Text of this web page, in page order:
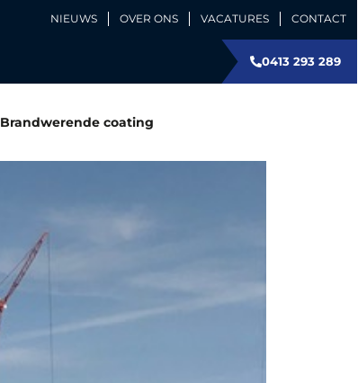
NIEUWS OVER ONS VACATURES CONTACT
0413 293 289
Brandwerende coating